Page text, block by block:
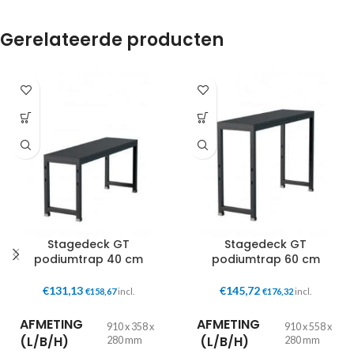
Gerelateerde producten
Stagedeck GT
podiumtrap 40 cm
€131,13 €158,67incl.
AFMETING
(L/B/H)
910 x 358 x
280 mm
Stagedeck GT
podiumtrap 60 cm
€145,72 €176,32 incl.
AFMETING
(L/B/H)
910 x 558 x
280 mm